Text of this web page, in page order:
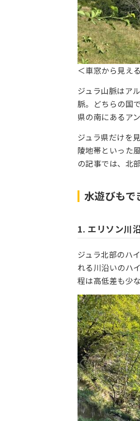
＜車窓から見え
ジュラ山脈はア
脈。どちらの国
県の南にあるア
ジュラ県だけを
陵地帯といった
の記事では、北
水遊びもで
1. エリソン川
ジュラ北部のハ
れる川沿いのハ
程は高低差も少